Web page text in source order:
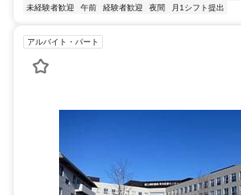
未経験者歓迎
午前 経験者歓迎 夜間 月1シフト提出
アルバイト・パート